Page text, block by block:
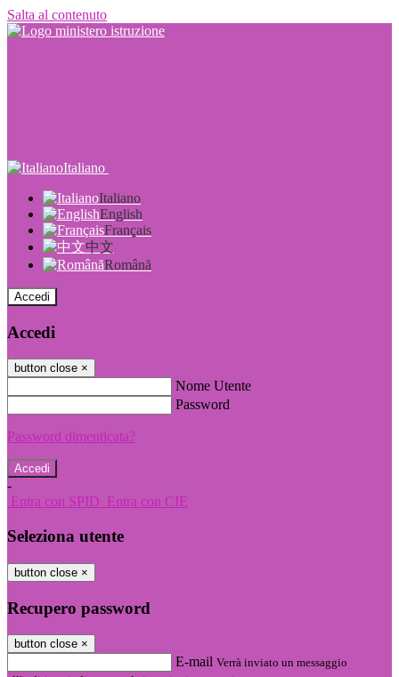
Salta al contenuto
Italiano
Italiano
English
Français
中文
Română
Accedi
Accedi
button close ×
Nome Utente
Password
Password dimenticata?
-
Entra con SPID Entra con CIE
Seleziona utente
button close ×
Recupero password
button close ×
E-mail Verrà inviato un messaggio